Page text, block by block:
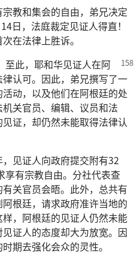
教和集会的自由，弟兄决定
日，法庭裁定见证人得直！
在法律上胜诉。
至此，耶和华见证人在阿
认可。因此，弟兄撰写了一
动，以及他们在阿根廷的处
关官员、编辑、议员和法
证，却仍然未能取得法律认
见证人向政府提交附有32
享有宗教自由。分社代表查
关官员会晤。此外，总共有
根廷，请求政府准许当地的
，阿根廷的见证人仍然未能
证人的态度却大为放宽。因
期去强化会众的灵性。